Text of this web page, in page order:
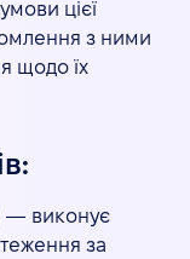
цієї
з ними
щодо їх
— виконує
за